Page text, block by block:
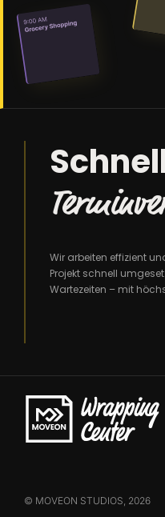
Wir arbeiten effizient
Projekt schnell
Wartezeiten – mit
© MOVEON STUDIOS, 2026